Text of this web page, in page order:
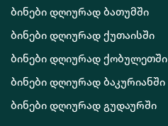
ბინები დღიურად ბათუმში
ბინები დღიურად ქუთაისში
ბინები დღიურად ქობულეთში
ბინები დღიურად ბაკურიანში
ბინები დღიურად გუდაურში